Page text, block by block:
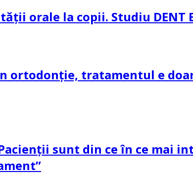
orale la copii. Studiu DENT
ortodonție, tratamentul e
sunt din ce în ce mai